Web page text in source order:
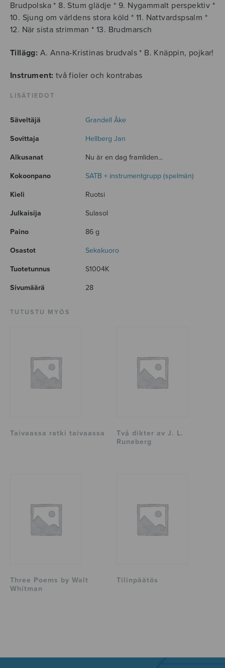
Brudpolska * 8. Stum glädje * 9. Nygammalt perspektiv *
10. Sjung om världens stora köld * 11. Nattvardspsalm *
12. När sista strimman * 13. Brudmarsch
Tillägg: A. Anna-Kristinas brudvals * B. Knäppin, pojkar!
Instrument: två fioler och kontrabas
LISÄTIEDOT
Säveltäjä Grandell Åke
Sovittaja Hellberg Jan
Alkusanat Nu är en dag framliden...
Kokoonpano SATB + instrumentgrupp (spelmän)
Kieli Ruotsi
Julkaisija Sulasol
Paino 86 g
Osastot Sekakuoro
Tuotetunnus S1004K
Sivumäärä 28
TUTUSTU MYÖS
Taivaassa ratki taivaassa
Två dikter av J. L.
Runeberg
Three Poems by Walt
Whitman
Tilinpäätös